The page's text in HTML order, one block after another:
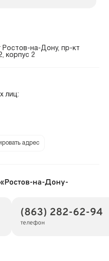
Ростов-на-Дону, пр-кт
корпус 2
лиц:
адрес
на-Дону-
(863) 282-62-94
телефон